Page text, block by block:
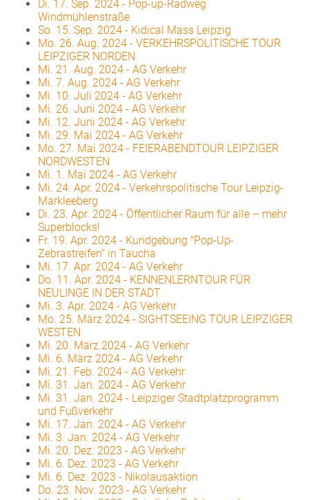
Di. 17. Sep. 2024 - Pop-up-Radweg
Windmühlenstraße
So. 15. Sep. 2024 - Kidical Mass Leipzig
Mo. 26. Aug. 2024 - VERKEHRSPOLITISCHE TOUR
LEIPZIGER NORDEN
Mi. 21. Aug. 2024 - AG Verkehr
Mi. 7. Aug. 2024 - AG Verkehr
Mi. 10. Juli 2024 - AG Verkehr
Mi. 26. Juni 2024 - AG Verkehr
Mi. 12. Juni 2024 - AG Verkehr
Mi. 29. Mai 2024 - AG Verkehr
Mo. 27. Mai 2024 - FEIERABENDTOUR LEIPZIGER
NORDWESTEN
Mi. 1. Mai 2024 - AG Verkehr
Mi. 24. Apr. 2024 - Verkehrspolitische Tour Leipzig-
Markleeberg
Di. 23. Apr. 2024 - Öffentlicher Raum für alle – mehr
Superblocks!
Fr. 19. Apr. 2024 - Kundgebung "Pop-Up-
Zebrastreifen“ in Taucha
Mi. 17. Apr. 2024 - AG Verkehr
Do. 11. Apr. 2024 - KENNENLERNTOUR FÜR
NEULINGE IN DER STADT
Mi. 3. Apr. 2024 - AG Verkehr
Mo. 25. März 2024 - SIGHTSEEING TOUR LEIPZIGER
WESTEN
Mi. 20. März 2024 - AG Verkehr
Mi. 6. März 2024 - AG Verkehr
Mi. 21. Feb. 2024 - AG Verkehr
Mi. 31. Jan. 2024 - AG Verkehr
Mi. 31. Jan. 2024 - Leipziger Stadtplatzprogramm
und Fußverkehr
Mi. 17. Jan. 2024 - AG Verkehr
Mi. 3. Jan. 2024 - AG Verkehr
Mi. 20. Dez. 2023 - AG Verkehr
Mi. 6. Dez. 2023 - AG Verkehr
Mi. 6. Dez. 2023 - Nikolausaktion
Do. 23. Nov. 2023 - AG Verkehr